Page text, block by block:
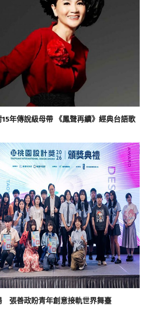
年傳說級母帶 《鳳聲再續》經典台語歌
張善政盼青年創意接軌世界舞臺